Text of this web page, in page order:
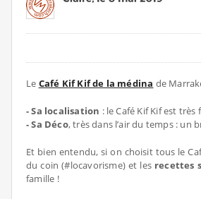
Le Café Kif Kif de la médina de
- Sa localisation : le Café Kif Kif est
- Sa Déco, très dans l’air du temps : un
Et bien entendu, si on choisit tous le
du coin (#locavorisme) et les recettes
famille !